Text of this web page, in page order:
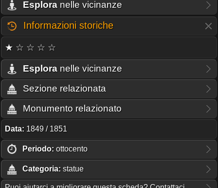
Esplora nelle vicinanze
Informazioni storiche
★ ☆ ☆ ☆ ☆
Esplora nelle vicinanze
Sezione relazionata
Monumento relazionato
Data: 1849 / 1851
Periodo: ottocento
Categoria: statue